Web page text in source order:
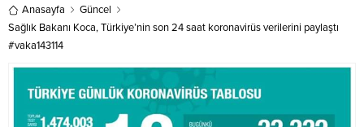
Anasayfa
Güncel
Sağlık Bakanı Koca, Türkiye’nin son 24 saat koronavirüs verilerini paylaştı
#vaka143114